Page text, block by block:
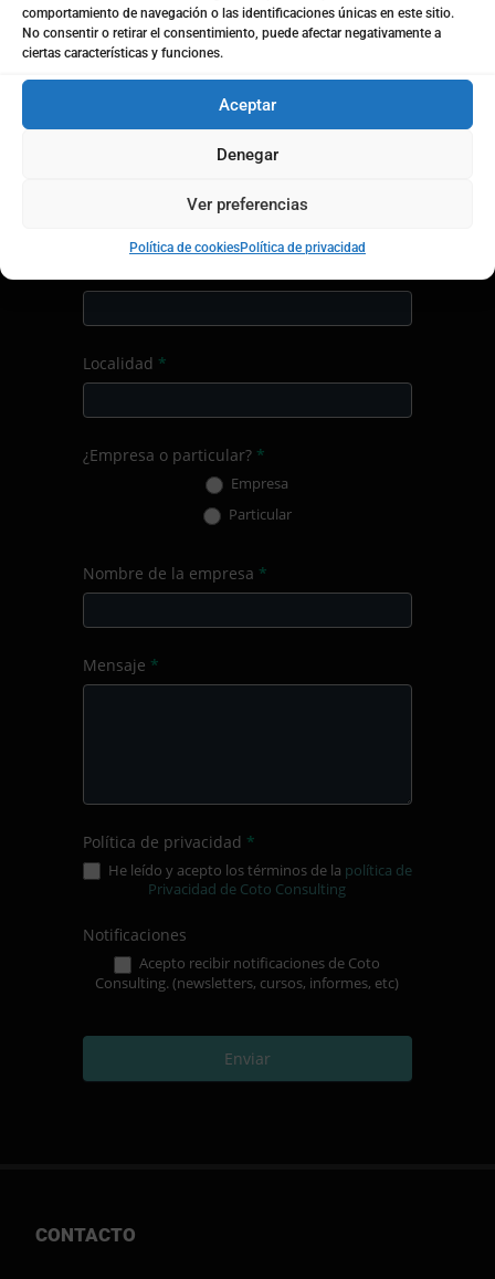
comportamiento de navegación o las identificaciones únicas en este sitio.
No consentir o retirar el consentimiento, puede afectar negativamente a
ciertas características y funciones.
Aceptar
Denegar
Ver preferencias
Política de cookiesPolítica de privacidad
Localidad *
¿Empresa o particular? *
Empresa
Particular
Nombre de la empresa *
Mensaje *
Política de privacidad *
He leído y acepto los términos de la política de
Privacidad de Coto Consulting
Notificaciones
Acepto recibir notificaciones de Coto
Consulting. (newsletters, cursos, informes, etc)
Enviar
CONTACTO